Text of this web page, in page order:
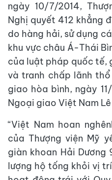
ngày 10/7/2014,
Nghị quyết 412 khẳng
do hàng hải, sử dụng
khu vực châu Á-Thái
của luật pháp quốc tế,
và tranh chấp lãnh
giao hòa bình, ngày
Ngoại giao Việt Nam Lê
“Việt Nam hoan
của Thượng viện Mỹ
giàn khoan Hải Dương
lượng hộ tống khỏi vị